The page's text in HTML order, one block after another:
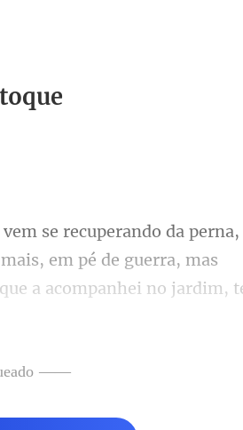
em pé de guerra, mas
——